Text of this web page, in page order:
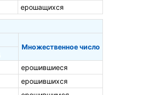
ерошащихся
Множественное число
ерошившиеся
ерошившихся